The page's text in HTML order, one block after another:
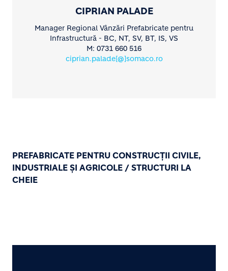
CIPRIAN PALADE
Manager Regional Vânzări Prefabricate pentru
Infrastructură - BC, NT, SV, BT, IS, VS
M: 0731 660 516
ciprian.palade[@]somaco.ro
PREFABRICATE PENTRU CONSTRUCȚII CIVILE,
INDUSTRIALE ȘI AGRICOLE / STRUCTURI LA
CHEIE